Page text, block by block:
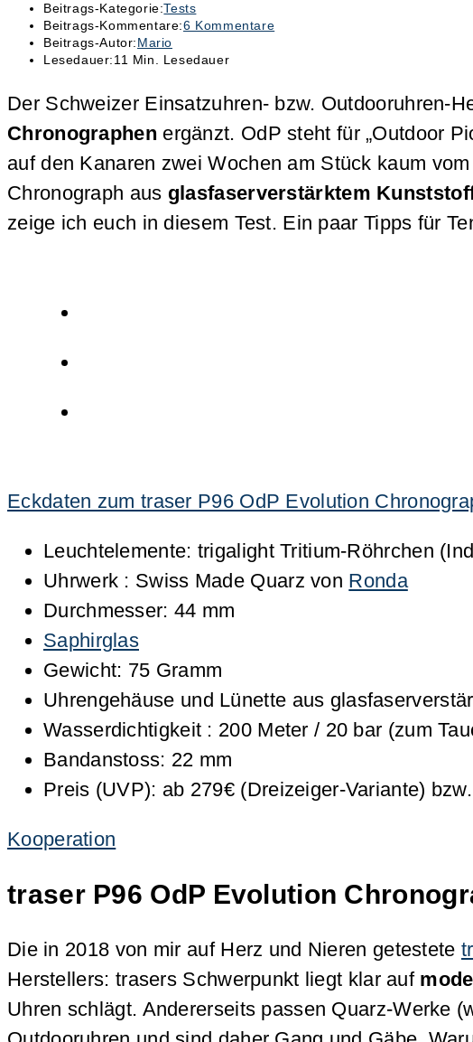
Beitrags-Kategorie:Tests
Beitrags-Kommentare:6 Kommentare
Beitrags-Autor:Mario
Lesedauer:11 Min. Lesedauer
Der Schweizer Einsatzuhren- bzw. Outdooruhren-
Chronographen ergänzt. OdP steht für „Outdoor
auf den Kanaren zwei Wochen am Stück kaum
Chronograph aus glasfaserverstärktem
zeige ich euch in diesem Test. Ein paar Tipps für
Eckdaten zum traser P96 OdP Evolution
Leuchtelemente: trigalight Tritium-Röhrchen
Uhrwerk : Swiss Made Quarz von Ronda
Durchmesser: 44 mm
Saphirglas
Gewicht: 75 Gramm
Uhrengehäuse und Lünette aus
Wasserdichtigkeit : 200 Meter / 20 bar (zum
Bandanstoss: 22 mm
Preis (UVP): ab 279€ (Dreizeiger-Variante)
Kooperation
traser P96 OdP Evolution
Die in 2018 von mir auf Herz und Nieren getestete
Herstellers: trasers Schwerpunkt liegt klar auf
Uhren schlägt. Andererseits passen Quarz-Werke